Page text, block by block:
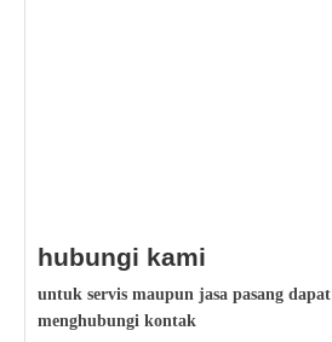
hubungi kami
untuk servis maupun jasa pasang dapat
menghubungi kontak